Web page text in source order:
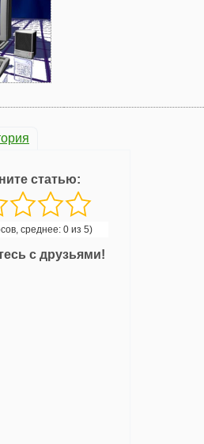
статью:
среднее: 0 из 5)
с друзьями!